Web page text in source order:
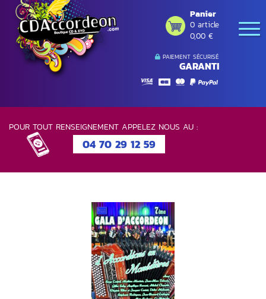
PAIEMENT SÉCURISÉ
GARANTI
Panier
0 article
0,00 €
POUR TOUT RENSEIGNEMENT APPELEZ NOUS AU :
04 70 29 12 59